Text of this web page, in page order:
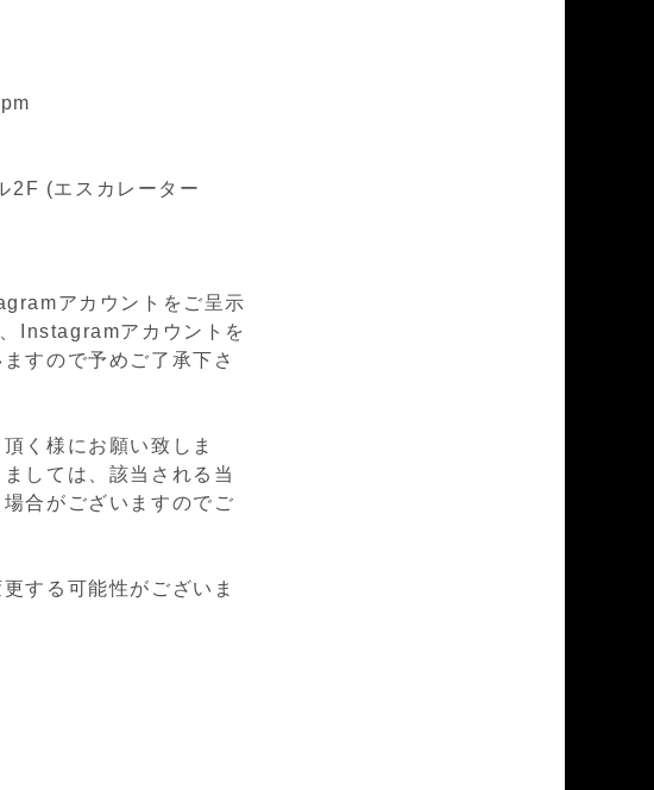
(エスカレーター
アカウントをご呈示
Instagramアカウントを
すので予めご了承下さ
く様にお願い致しま
しては、該当される当
合がございますのでご
する可能性がございま